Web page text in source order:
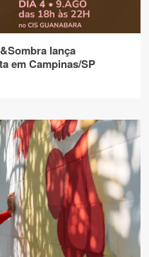
lança
em Campinas/SP